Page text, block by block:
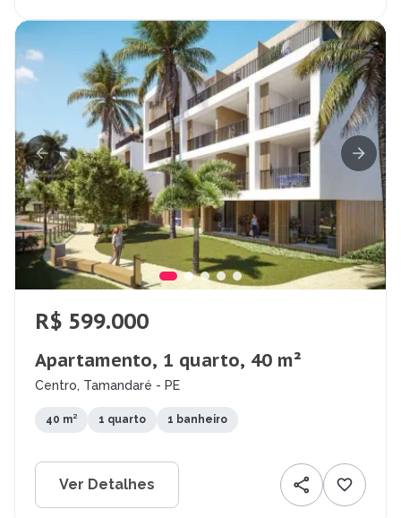
R$ 599.000
Apartamento, 1 quarto, 40 m²
Centro, Tamandaré - PE
40 m² 1 quarto 1 banheiro
Ver Detalhes